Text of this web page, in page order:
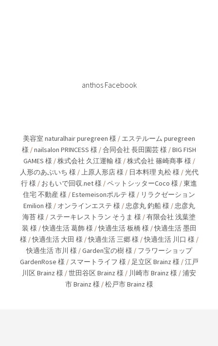
anthos Facebook
美容室 naturalhair puregreen 様 / エステルーム puregreen
様 /nailsalon PRINCESS 様 /合同会社 長田園芸 様 /BIG FISH
GAMES 様 /株式会社 久江運輸 様 /株式会社 篠崎商事 様 /
人形のあぶいち 様 /上原人形店 様 / 日本料理 丸松 様 /光代
行 様 / おもいで回収.net 様 /ペットシッターCoco 様 /東進
住宅 不動産 様 /Estemeisonポルテ 様 / リラクゼーション
Emilion 様 / オンラインエステ 様 /忠彦丸 釣船 様 /忠彦丸
海苔 様 / ステーキレストラン そうま 様 /有限会社 浅葉塗
装 様 /快適生活 葛飾 様 /快適生活 板橋 様 /快適生活 墨田
様 /快適生活 大田 様 /快適生活 三郷 様 /快適生活 川口 様 /
快適生活 市川 様 /Garden宝の樹 様 / フラワーショップ
GardenRose 様 / スマートライフ 様 / 足立区 Brainz 様 /江戸
川区 Brainz 様 /世田谷区 Brainz 様 / 川崎市 Brainz 様 /浦安
市 Brainz 様 /松戸市 Brainz 様